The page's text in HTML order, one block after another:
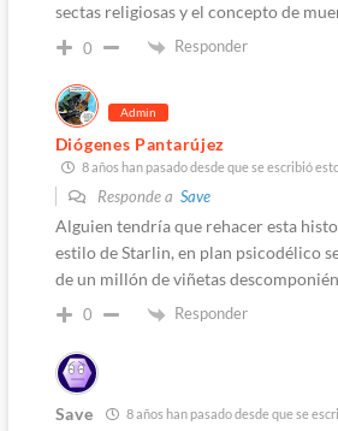
sectas religiosas y el concepto de
0 Responder
Admin
Diógenes Pantarújez
8 años han pasado desde que se escribió
Responde a Save
Alguien tendría que rehacer esta
estilo de Starlin, en plan psicodélico
de un millón de viñetas
0 Responder
Save 8 años han pasado desde que se